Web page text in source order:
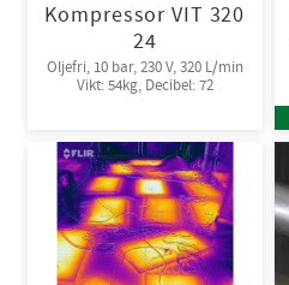
Kompressor VIT 320
24
Oljefri, 10 bar, 230 V, 320 L/min
Vikt: 54kg, Decibel: 72